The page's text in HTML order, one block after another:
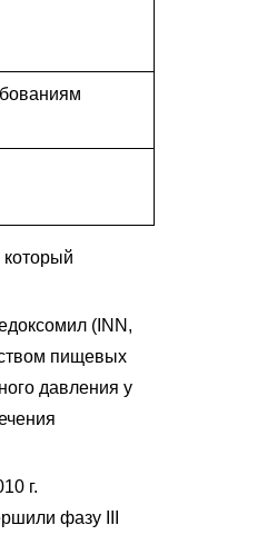
который
(INN,
пищевых
давления у
г.
фазу III